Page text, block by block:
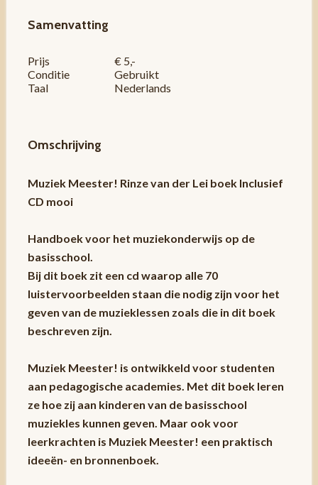
Samenvatting
Prijs
€ 5,-
Conditie
Gebruikt
Taal
Nederlands
Omschrijving
Muziek Meester! Rinze van der Lei boek Inclusief
CD mooi
Handboek voor het muziekonderwijs op de
basisschool.
Bij dit boek zit een cd waarop alle 70
luistervoorbeelden staan die nodig zijn voor het
geven van de muzieklessen zoals die in dit boek
beschreven zijn.
Muziek Meester! is ontwikkeld voor studenten
aan pedagogische academies. Met dit boek leren
ze hoe zij aan kinderen van de basisschool
muziekles kunnen geven. Maar ook voor
leerkrachten is Muziek Meester! een praktisch
ideeën- en bronnenboek.